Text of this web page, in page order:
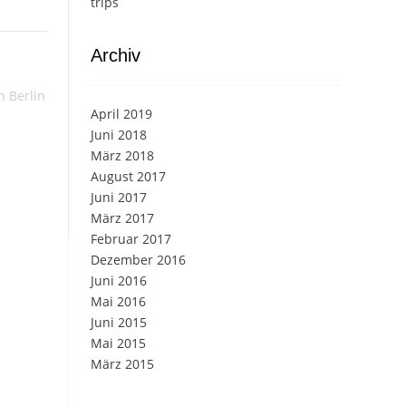
Berlin
Archiv
April 2019
Juni 2018
März 2018
August 2017
Juni 2017
März 2017
Februar 2017
Dezember 2016
Juni 2016
Mai 2016
Juni 2015
Mai 2015
März 2015